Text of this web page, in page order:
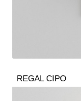
REGAL CIPO